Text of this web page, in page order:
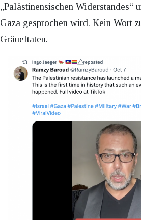
„Palästinensischen Widerstandes“
Gaza gesprochen wird. Kein Wort
Gräueltaten.